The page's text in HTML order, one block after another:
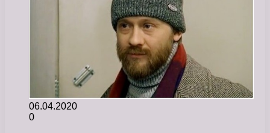
06.04.2020
0